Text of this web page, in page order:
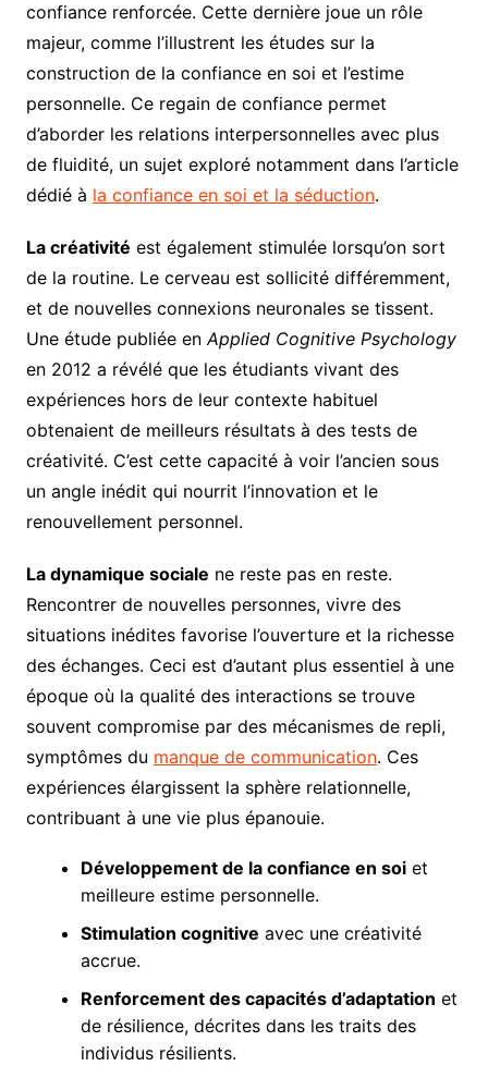
confiance renforcée. Cette dernière joue un rôle
majeur, comme l’illustrent les études sur la
construction de la confiance en soi et l’estime
personnelle. Ce regain de confiance permet
d’aborder les relations interpersonnelles avec plus
de fluidité, un sujet exploré notamment dans l’article
dédié à la confiance en soi et la séduction.
La créativité est également stimulée lorsqu’on sort
de la routine. Le cerveau est sollicité différemment,
et de nouvelles connexions neuronales se tissent.
Une étude publiée enApplied Cognitive Psychology
en 2012 a révélé que les étudiants vivant des
expériences hors de leur contexte habituel
obtenaient de meilleurs résultats à des tests de
créativité. C’est cette capacité à voir l’ancien sous
un angle inédit qui nourrit l’innovation et le
renouvellement personnel.
La dynamique sociale ne reste pas en reste.
Rencontrer de nouvelles personnes, vivre des
situations inédites favorise l’ouverture et la richesse
des échanges. Ceci est d’autant plus essentiel à une
époque où la qualité des interactions se trouve
souvent compromise par des mécanismes de repli,
symptômes du manque de communication. Ces
expériences élargissent la sphère relationnelle,
contribuant à une vie plus épanouie.
Développement de la confiance en soiet
meilleure estime personnelle.
Stimulation cognitive avec une créativité
accrue.
Renforcement des capacités d’adaptation et
de résilience, décrites dans les traits des
individus résilients.